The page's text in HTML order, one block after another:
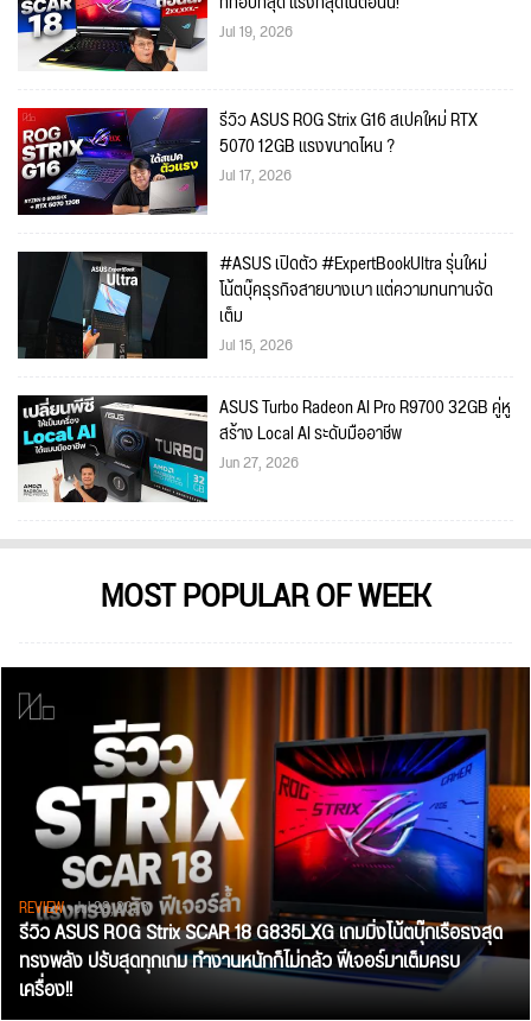
Jul 19, 2026
รีวิว ASUS ROG Strix G16 สเปคใหม่ RTX
5070 12GB แรงขนาดไหน ?
Jul 17, 2026
#ASUS เปิดตัว #ExpertBookUltra รุ่นใหม่
โน้ตบุ๊คธุรกิจสายบางเบา แต่ความทนทานจัด
เต็ม
Jul 15, 2026
ASUS Turbo Radeon AI Pro R9700 32GB คู่หู
สร้าง Local AI ระดับมืออาชีพ
Jun 27, 2026
MOST POPULAR OF WEEK
REVIEW• Jul 28, 2026
รีวิว ASUS ROG Strix SCAR 18 G835LXG เกมมิ่งโน้ตบุ๊กเรือธงสุด
ทรงพลัง ปรับสุดทุกเกม ทำงานหนักก็ไม่กลัว ฟีเจอร์มาเต็มครบ
เครื่อง!!